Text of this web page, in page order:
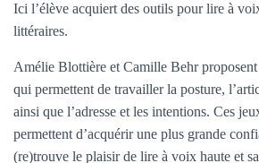
Ici l’élève acquiert des outils pour lire à
littéraires.
Amélie Blottière et Camille Behr
qui permettent de travailler la posture,
ainsi que l’adresse et les intentions. Ces
permettent d’acquérir une plus grande
(re)trouve le plaisir de lire à voix haute et